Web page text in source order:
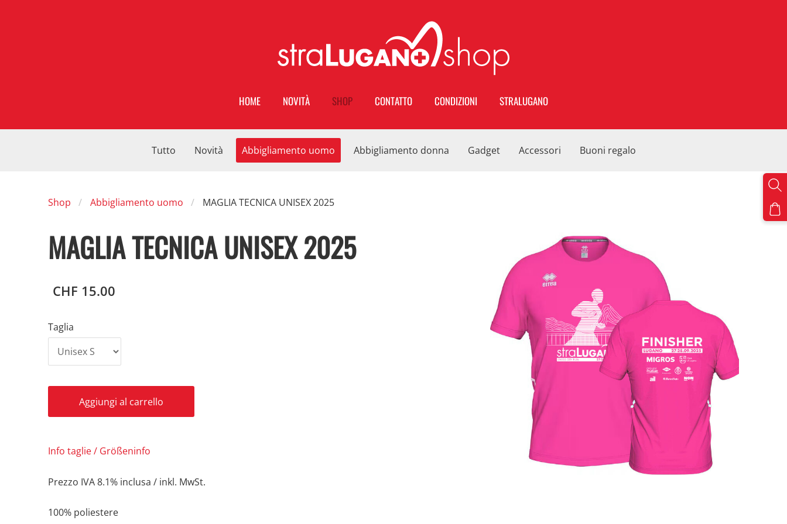
HOME NOVITÀ SHOP CONTATTO CONDIZIONI STRALUGANO
Tutto Novità Abbigliamento uomo Abbigliamento donna Gadget Accessori Buoni regalo
Shop Abbigliamento uomo MAGLIA TECNICA UNISEX 2025
MAGLIA TECNICA UNISEX 2025
CHF 15.00
Taglia
Aggiungi al carrello
Info taglie / Größeninfo
Prezzo IVA 8.1% inclusa / inkl. MwSt.
100% poliestere